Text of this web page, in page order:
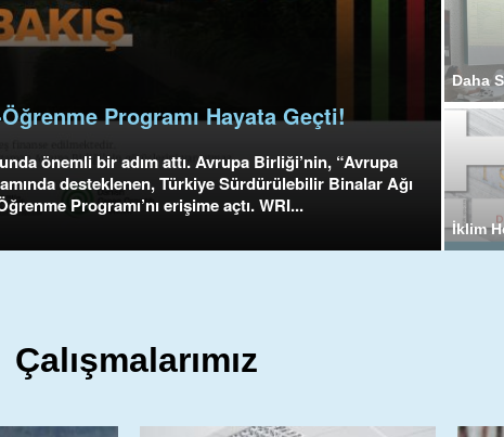
Programı Hayata Geçti!
önemli bir adım attı. Avrupa Birliği’nin, “Avrupa
desteklenen, Türkiye Sürdürülebilir Binalar Ağı
Programı’nı erişime açtı. WRI...
Çalışmalarımız